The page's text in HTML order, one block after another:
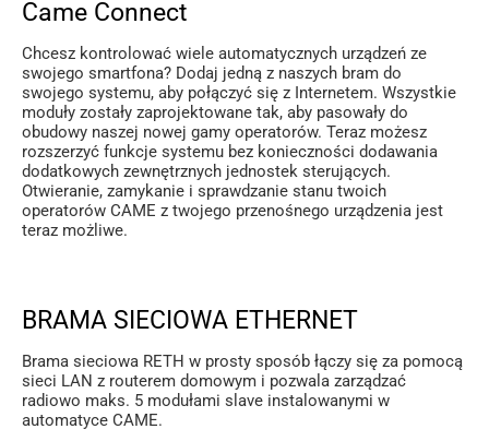
Came Connect
Chcesz kontrolować wiele automatycznych urządzeń ze
swojego smartfona? Dodaj jedną z naszych bram do
swojego systemu, aby połączyć się z Internetem. Wszystkie
moduły zostały zaprojektowane tak, aby pasowały do ​​
obudowy naszej nowej gamy operatorów. Teraz możesz
rozszerzyć funkcje systemu bez konieczności dodawania
dodatkowych zewnętrznych jednostek sterujących.
Otwieranie, zamykanie i sprawdzanie stanu twoich
operatorów CAME z twojego przenośnego urządzenia jest
teraz możliwe.
BRAMA SIECIOWA ETHERNET
Brama sieciowa RETH w prosty sposób łączy się za pomocą
sieci LAN z routerem domowym i pozwala zarządzać
radiowo maks. 5 modułami slave instalowanymi w
automatyce CAME.